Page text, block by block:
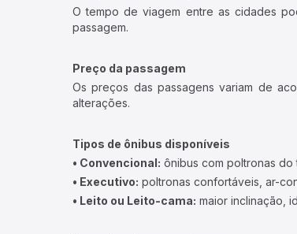
O tempo de viagem entre as cidades
passagem.
Preço da passagem
Os preços das passagens variam de
alterações.
Tipos de ônibus disponíveis
• Convencional: ônibus com poltronas
• Executivo: poltronas confortáveis, ar-
• Leito ou Leito-cama: maior inclinação,